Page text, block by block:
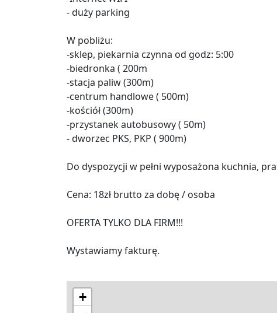
- duży parking
W pobliżu:
-sklep, piekarnia czynna od godz: 5:00
-biedronka ( 200m
-stacja paliw (300m)
-centrum handlowe ( 500m)
-kościół (300m)
-przystanek autobusowy ( 50m)
- dworzec PKS, PKP ( 900m)
Do dyspozycji w pełni wyposażona kuchnia,
Cena: 18zł brutto za dobę / osoba
OFERTA TYLKO DLA FIRM!!!
Wystawiamy fakturę.
+